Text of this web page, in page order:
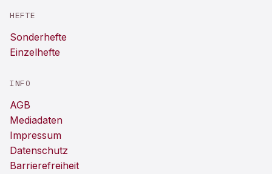
HEFTE
Sonderhefte
Einzelhefte
INFO
AGB
Mediadaten
Impressum
Datenschutz
Barrierefreiheit